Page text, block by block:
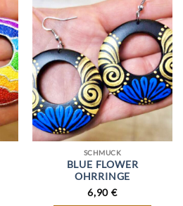
SCHMUCK
BLUE FLOWER
OHRRINGE
6,90€